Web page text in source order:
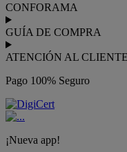
CONFORAMA
GUÍA DE COMPRA
ATENCIÓN AL CLIENTE
Pago 100% Seguro
¡Nueva app!